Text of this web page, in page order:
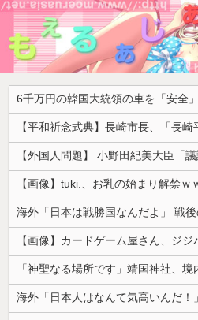
【画像】tuki.、お乳の始まり解禁ｗ